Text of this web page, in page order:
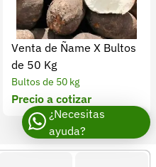
Venta de Ñame X Bultos
de 50 Kg
Bultos de 50 kg
Precio a cotizar
¿Necesitas
ayuda?